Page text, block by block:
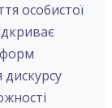
особистої